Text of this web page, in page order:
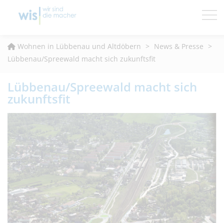
Wohnungsfinder
News & Presse
Wohnen & Leben
Wohnen in Lübbenau und Altdöbern > News & Presse >
Lübbenau/Spreewald macht sich zukunftsfit
Lübbenau/Spreewald macht sich
zukunftsfit